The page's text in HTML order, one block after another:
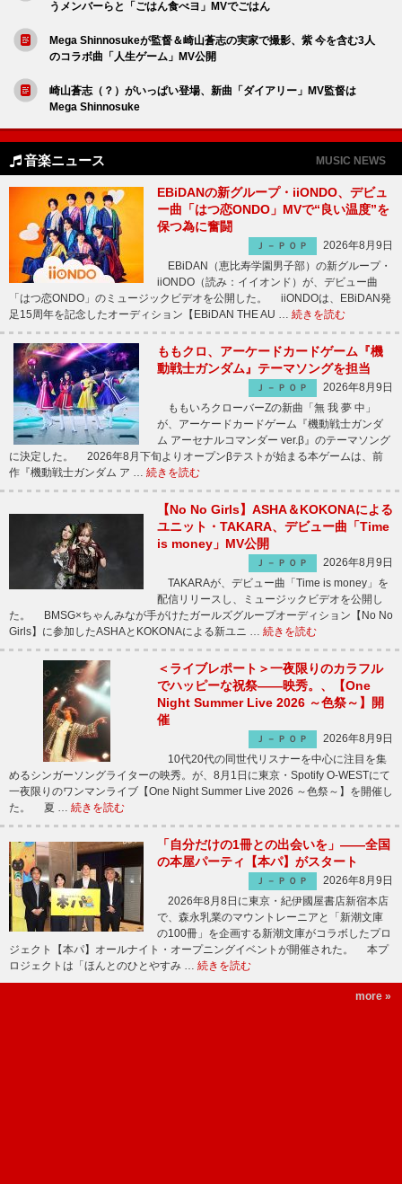
うメンバーらと「ごはん食べヨ」MVでごはん
Mega Shinnosukeが監督＆崎山蒼志の実家で撮影、紫 今を含む3人
のコラボ曲「人生ゲーム」MV公開
崎山蒼志（？）がいっぱい登場、新曲「ダイアリー」MV監督は
Mega Shinnosuke
音楽ニュース MUSIC NEWS
EBiDANの新グループ・iiONDO、デビュ
ー曲「はつ恋ONDO」MVで“良い温度”を
保つ為に奮闘
Ｊ－ＰＯＰ
2026年8月9日
EBiDAN（恵比寿学園男子部）の新グループ・
iiONDO（読み：イイオンド）が、デビュー曲
「はつ恋ONDO」のミュージックビデオを公開した。 iiONDOは、EBiDAN発
足15周年を記念したオーディション【EBiDAN THE AU … 続きを読む
ももクロ、アーケードカードゲーム『機
動戦士ガンダム』テーマソングを担当
Ｊ－ＰＯＰ
2026年8月9日
ももいろクローバーZの新曲「無 我 夢 中」
が、アーケードカードゲーム『機動戦士ガンダ
ム アーセナルコマンダー ver.β』のテーマソング
に決定した。 2026年8月下旬よりオープンβテストが始まる本ゲームは、前
作『機動戦士ガンダム ア … 続きを読む
【No No Girls】ASHA＆KOKONAによる
ユニット・TAKARA、デビュー曲「Time
is money」MV公開
Ｊ－ＰＯＰ
2026年8月9日
TAKARAが、デビュー曲「Time is money」を
配信リリースし、ミュージックビデオを公開し
た。 BMSG×ちゃんみなが手がけたガールズグループオーディション【No No
Girls】に参加したASHAとKOKONAによる新ユニ … 続きを読む
＜ライブレポート＞一夜限りのカラフル
でハッピーな祝祭――映秀。、【One
Night Summer Live 2026 ～色祭～】開
催
Ｊ－ＰＯＰ
2026年8月9日
10代20代の同世代リスナーを中心に注目を集
めるシンガーソングライターの映秀。が、8月1日に東京・Spotify O-WESTにて
一夜限りのワンマンライブ【One Night Summer Live 2026 ～色祭～】を開催し
た。 夏 … 続きを読む
「自分だけの1冊との出会いを」――全国
の本屋パーティ【本パ】がスタート
Ｊ－ＰＯＰ
2026年8月9日
2026年8月8日に東京・紀伊國屋書店新宿本店
で、森永乳業のマウントレーニアと「新潮文庫
の100冊」を企画する新潮文庫がコラボしたプロ
ジェクト【本パ】オールナイト・オープニングイベントが開催された。 本プ
ロジェクトは「ほんとのひとやすみ … 続きを読む
more »